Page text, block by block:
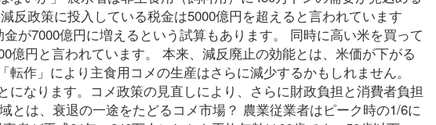
反政策に投入している税金は5000億円を超えると言われています
が7000億円に増えるという試算もあります。 同時に高い米を買って
億円と言われています。 本来、減反廃止の効能とは、米価が下がる
作」により主食用コメの生産はさらに減少するかもしれません。
なります。コメ政策の見直しにより、さらに財政負担と消費者負担
は、衰退の一途をたどるコメ市場？ 農業従業者はピーク時の1/6に